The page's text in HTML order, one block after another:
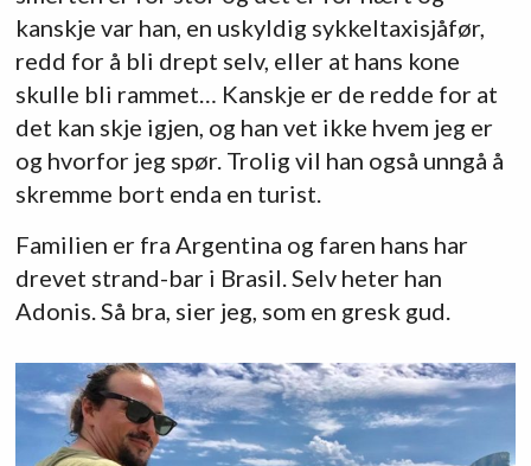
kanskje var han, en uskyldig sykkeltaxisjåfør,
redd for å bli drept selv, eller at hans kone
skulle bli rammet… Kanskje er de redde for at
det kan skje igjen, og han vet ikke hvem jeg er
og hvorfor jeg spør. Trolig vil han også unngå å
skremme bort enda en turist.
Familien er fra Argentina og faren hans har
drevet strand-bar i Brasil. Selv heter han
Adonis. Så bra, sier jeg, som en gresk gud.